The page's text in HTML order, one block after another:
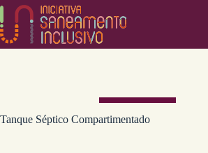
Pular
o
conteúdo
Tanque Séptico Compartimentado